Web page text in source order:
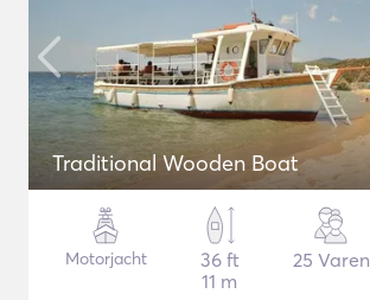
Traditional Wooden Boat
Motorjacht
36 ft
11 m
25 Varen